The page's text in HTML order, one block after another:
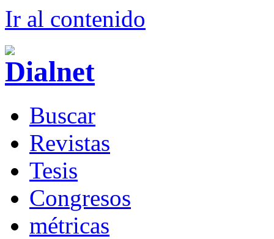
Ir al contenido
Buscar
Revistas
Tesis
Congresos
métricas